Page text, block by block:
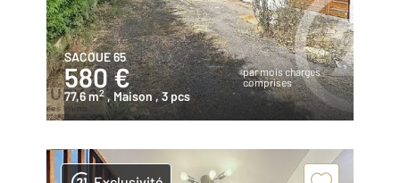
SACOUE 65
580 €
par mois charges
comprises
77,6 m2 , Maison, 3 pcs